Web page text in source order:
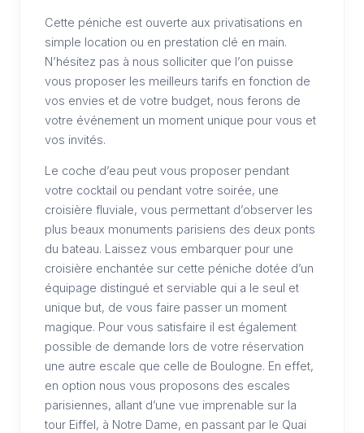
Cette péniche est ouverte aux privatisations en
simple location ou en prestation clé en main.
N’hésitez pas à nous solliciter que l’on puisse
vous proposer les meilleurs tarifs en fonction de
vos envies et de votre budget, nous ferons de
votre événement un moment unique pour vous et
vos invités.
Le coche d’eau peut vous proposer pendant
votre cocktail ou pendant votre soirée, une
croisière fluviale, vous permettant d’observer les
plus beaux monuments parisiens des deux ponts
du bateau. Laissez vous embarquer pour une
croisière enchantée sur cette péniche dotée d’un
équipage distingué et serviable qui a le seul et
unique but, de vous faire passer un moment
magique. Pour vous satisfaire il est également
possible de demande lors de votre réservation
une autre escale que celle de Boulogne. En effet,
en option nous vous proposons des escales
parisiennes, allant d’une vue imprenable sur la
tour Eiffel, à Notre Dame, en passant par le Quai